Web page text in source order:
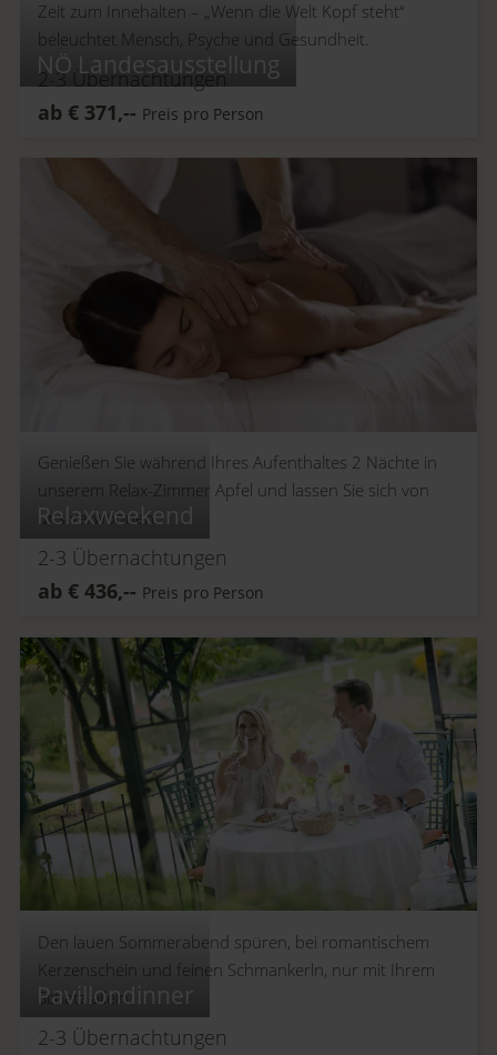
NÖ Landesausstellung
Zeit zum Innehalten – „Wenn die Welt Kopf steht“
beleuchtet Mensch, Psyche und Gesundheit.
2-3Übernachtungen
ab € 371,-- Preis pro Person
Relaxweekend
Genießen Sie während Ihres Aufenthaltes 2 Nächte in
unserem Relax-Zimmer Apfel und lassen Sie sich von
uns verwöhnen.
2-3 Übernachtungen
ab € 436,-- Preis pro Person
Pavillondinner
Den lauen Sommerabend spüren, bei romantischem
Kerzenschein und feinen Schmankerln, nur mit Ihrem
Schatz allein.
2-3 Übernachtungen